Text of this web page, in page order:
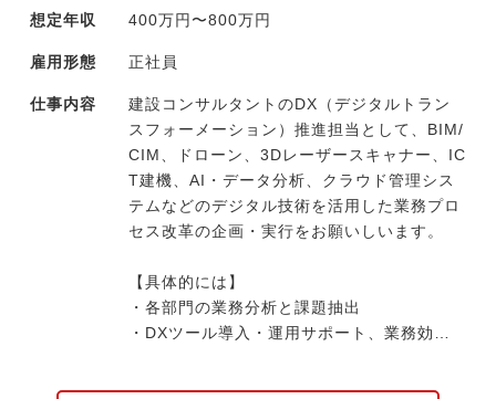
が在籍しています。
想定年収 400万円〜800万円
雇用形態 正社員
仕事内容
建設コンサルタントのDX（デジタルトラン
スフォーメーション）推進担当として、BIM/
CIM、ドローン、3Dレーザースキャナー、IC
T建機、AI・データ分析、クラウド管理シス
テムなどのデジタル技術を活用した業務プロ
セス改革の企画・実行をお願いしいます。
【具体的には】
・各部門の業務分析と課題抽出
・DXツール導入・運用サポート、業務効率